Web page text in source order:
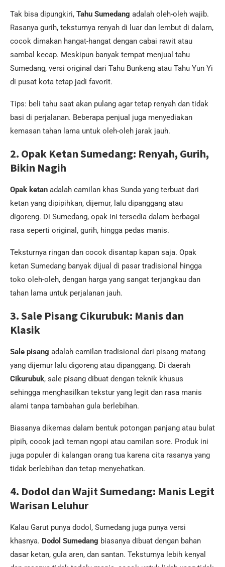
Tak bisa dipungkiri, Tahu Sumedang adalah oleh-oleh wajib.
Rasanya gurih, teksturnya renyah di luar dan lembut di dalam,
cocok dimakan hangat-hangat dengan cabai rawit atau
sambal kecap. Meskipun banyak tempat menjual tahu
Sumedang, versi original dari Tahu Bunkeng atau Tahu Yun Yi
di pusat kota tetap jadi favorit.
Tips: beli tahu saat akan pulang agar tetap renyah dan tidak
basi di perjalanan. Beberapa penjual juga menyediakan
kemasan tahan lama untuk oleh-oleh jarak jauh.
2. Opak Ketan Sumedang: Renyah, Gurih,
Bikin Nagih
Opak ketan adalah camilan khas Sunda yang terbuat dari
ketan yang dipipihkan, dijemur, lalu dipanggang atau
digoreng. Di Sumedang, opak ini tersedia dalam berbagai
rasa seperti original, gurih, hingga pedas manis.
Teksturnya ringan dan cocok disantap kapan saja. Opak
ketan Sumedang banyak dijual di pasar tradisional hingga
toko oleh-oleh, dengan harga yang sangat terjangkau dan
tahan lama untuk perjalanan jauh.
3. Sale Pisang Cikurubuk: Manis dan
Klasik
Sale pisang adalah camilan tradisional dari pisang matang
yang dijemur lalu digoreng atau dipanggang. Di daerah
Cikurubuk, sale pisang dibuat dengan teknik khusus
sehingga menghasilkan tekstur yang legit dan rasa manis
alami tanpa tambahan gula berlebihan.
Biasanya dikemas dalam bentuk potongan panjang atau bulat
pipih, cocok jadi teman ngopi atau camilan sore. Produk ini
juga populer di kalangan orang tua karena cita rasanya yang
tidak berlebihan dan tetap menyehatkan.
4. Dodol dan Wajit Sumedang: Manis Legit
Warisan Leluhur
Kalau Garut punya dodol, Sumedang juga punya versi
khasnya. Dodol Sumedang biasanya dibuat dengan bahan
dasar ketan, gula aren, dan santan. Teksturnya lebih kenyal